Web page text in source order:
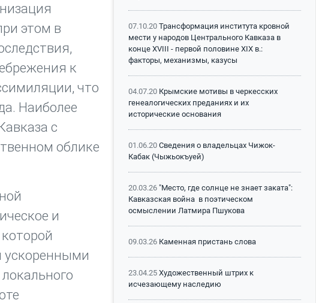
этом в
к
что
Наиболее
с
облике
и
ускоренными
07.10.20 Трансформация института кровной
мести у народов Центрального Кавказа в
конце XVIII - первой половине XIX в.:
факторы, механизмы, казусы
04.07.20 Крымские мотивы в черкесских
генеалогических преданиях и их
исторические основания
01.06.20 Сведения о владельцах Чижок-
Кабак (Чыжьокъуей)
20.03.26 "Место, где солнце не знает заката":
Кавказская война в поэтическом
осмыслении Латмира Пшукова
09.03.26 Каменная пристань слова
23.04.25 Художественный штрих к
исчезающему наследию